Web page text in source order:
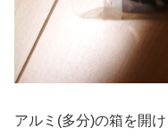
アルミ(多分)の箱を開